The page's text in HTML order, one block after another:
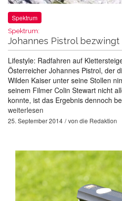
Spektrum
Spektrum:
Johannes Pistrol
Lifestyle: Radfahren auf
Österreicher Johannes Pistrol, der
Wilden Kaiser unter seine Stollen
seinem Filmer Colin Stewart nicht
konnte, ist das Ergebnis dennoch
weiterlesen
25. September 2014 von die Redaktion